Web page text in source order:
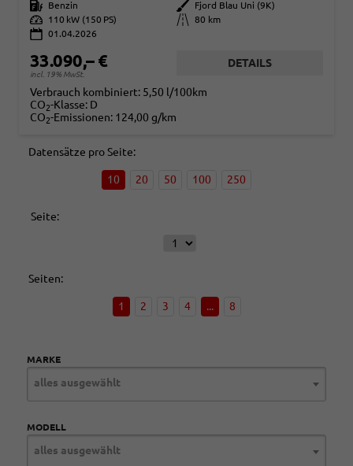
Kraftstoff
Benzin Außenfarbe
Fjord Blau Uni (9K)
Leistung
110 kW (150 PS) Kilometerstand
80 km
01.04.2026
33.090,– €
incl. 19% MwSt.
DETAILS
Verbrauch kombiniert: 5,50 l/100km
CO2-Klasse: D
CO2-Emissionen: 124,00 g/km
Datensätze pro Seite:
10 20 50 100 250
Seite:
Seiten:
1 2 3 4 ... 8
MARKE
alles ausgewählt
MODELL
alles ausgewählt